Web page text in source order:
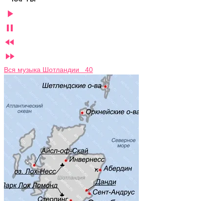




Вся музыка Шотландии 40